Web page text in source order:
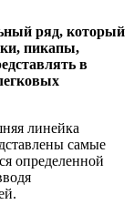
ряд, который
пикапы,
в
линейка
самые
определенной